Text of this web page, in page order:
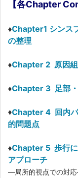
【各Chapter
♦Chapter1 シンス
の整理
♦Chapter 2 原因組
♦Chapter 3 足部・
♦Chapter 4 回内パ
的問題点
♦Chapter 5 歩行に
アプローチ
―局所的視点での対